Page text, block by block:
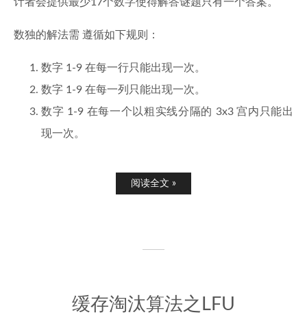
数独的解法需 遵循如下规则：
数字 1-9 在每一行只能出现一次。
数字 1-9 在每一列只能出现一次。
数字 1-9 在每一个以粗实线分隔的 3x3 宫内只能出
现一次。
阅读全文 »
缓存淘汰算法之LFU